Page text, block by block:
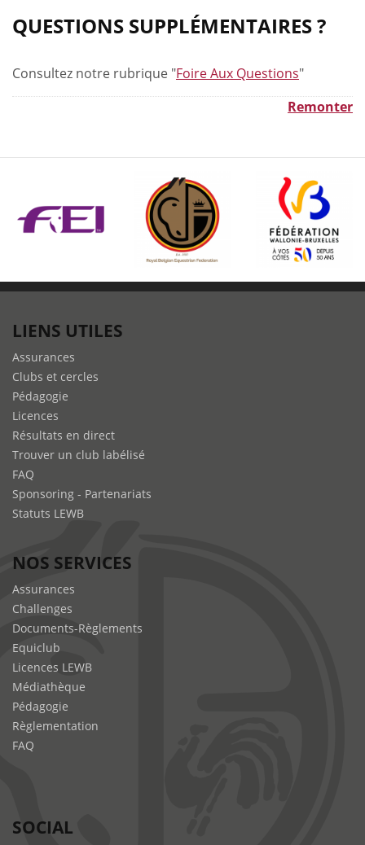
QUESTIONS SUPPLÉMENTAIRES ?
Consultez notre rubrique "Foire Aux Questions"
Remonter
LIENS UTILES
Assurances
Clubs et cercles
Pédagogie
Licences
Résultats en direct
Trouver un club labélisé
FAQ
Sponsoring - Partenariats
Statuts LEWB
NOS SERVICES
Assurances
Challenges
Documents-Règlements
Equiclub
Licences LEWB
Médiathèque
Pédagogie
Règlementation
FAQ
SOCIAL